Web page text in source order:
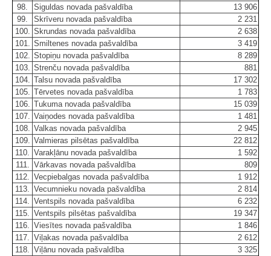
98.
Siguldas novada pašvaldība
13 906
99.
Skrīveru novada pašvaldība
2 231
100.
Skrundas novada pašvaldība
2 638
101.
Smiltenes novada pašvaldība
3 419
102.
Stopiņu novada pašvaldība
8 289
103.
Strenču novada pašvaldība
881
104.
Talsu novada pašvaldība
17 302
105.
Tērvetes novada pašvaldība
1 783
106.
Tukuma novada pašvaldība
15 039
107.
Vaiņodes novada pašvaldība
1 481
108.
Valkas novada pašvaldība
2 945
109.
Valmieras pilsētas pašvaldība
22 812
110.
Varakļānu novada pašvaldība
1 592
111.
Vārkavas novada pašvaldība
809
112.
Vecpiebalgas novada pašvaldība
1 912
113.
Vecumnieku novada pašvaldība
2 814
114.
Ventspils novada pašvaldība
6 232
115.
Ventspils pilsētas pašvaldība
19 347
116.
Viesītes novada pašvaldība
1 846
117.
Viļakas novada pašvaldība
2 612
118.
Viļānu novada pašvaldība
3 325